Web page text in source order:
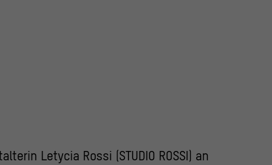
Letycia Rossi (STUDIO ROSSI) an